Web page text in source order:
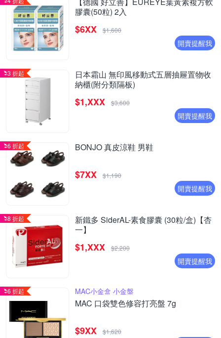
膠囊(50粒) 2入
$6XX $1,600
開賣提醒我
3 折起
日本霜山 無印風移動式五層抽屜置物收
納櫃(附分類隔板)
$1,XXX $3,600
開賣提醒我
6 折起 BONJO 真皮涼鞋 男鞋
$7XX $1,190
開賣提醒我
8 折起
新鐵多 SiderAL-素食膠囊 (30粒/盒)【杏
一】
$1,XXX $2,200
開賣提醒我
6 折起 MAC小金盒 小金盤
MAC 口袋雙色修容打亮盤 7g
$9XX $1,620